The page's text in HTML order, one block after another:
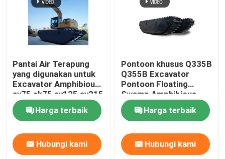
Pantai Air Terapung
yang digunakan untuk
Excavator Amphibious
sy75 sk75 sy135 sy215
320d
Harga terbaik
Hubungi kami
Pontoon khusus Q335B
Q355B Excavator
Pontoon Floating
Swamp Amphibious
Pontoon Untuk SANY
SY135CHarga terbaik
Hubungi kami